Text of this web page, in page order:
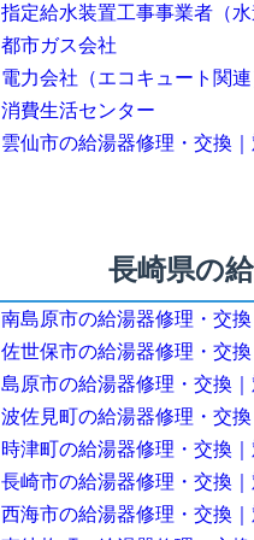
指定給水装置工事事業者（水
都市ガス会社
電力会社（エコキュート関連
消費生活センター
雲仙市の給湯器修理・交換
長崎県の
南島原市の給湯器修理・交
佐世保市の給湯器修理・交
島原市の給湯器修理・交換
波佐見町の給湯器修理・交
時津町の給湯器修理・交換
長崎市の給湯器修理・交換
西海市の給湯器修理・交換